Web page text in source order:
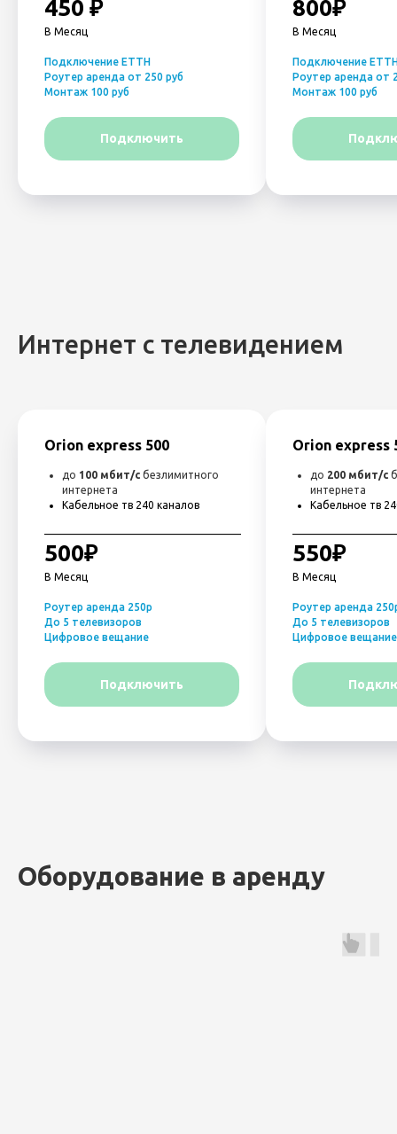
450 ₽
В Месяц
Подключение ETTH
Роутер аренда от 250 руб
Монтаж 100 руб
Подключить
800₽
В Месяц
Подключение
Роутер аренда от
Монтаж 100 руб
Интернет с телевидением
Orion express 500
до 100 мбит/с безлимитного
интернета
Кабельное тв 240 каналов
500₽
В Месяц
Роутер аренда 250р
До 5 телевизоров
Цифровое вещание
Подключить
Orion express
до 200 мбит/с
интернета
Кабельное тв
550₽
В Месяц
Роутер аренда
До 5 телевизоров
Цифровое вещание
Оборудование в аренду